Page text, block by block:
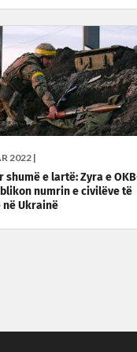
2022 |
shumë e lartë: Zyra e
numrin e civilëve të
në Ukrainë